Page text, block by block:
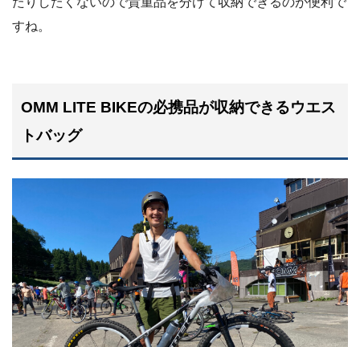
すね。
OMM LITE BIKEの必携品が収納できるウエス
トバッグ